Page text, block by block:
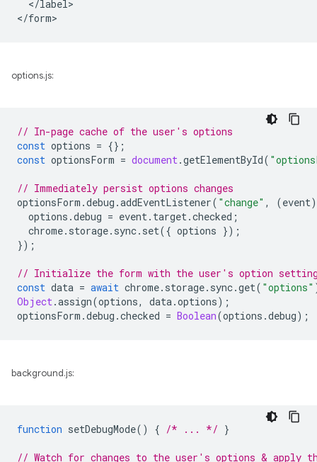
  </label>
options.js:
// In-page cache of the user's options
const options = {};
const optionsForm = document.getElementById(
// Immediately persist options changes
optionsForm .debug .addEventListener( "change" , (event)
options .debug = event. target.checked ;
chrome. storage. sync. set({ options });
});
// Initialize the form with the user's option
const data = await chrome. storage. sync.get( "options"
Object.assign(options, data.options);
optionsForm .debug .checked = Boolean(options .debug);
background.js:
function setDebugMode() { /* ... */ }
// Watch for changes to the user's options & apply